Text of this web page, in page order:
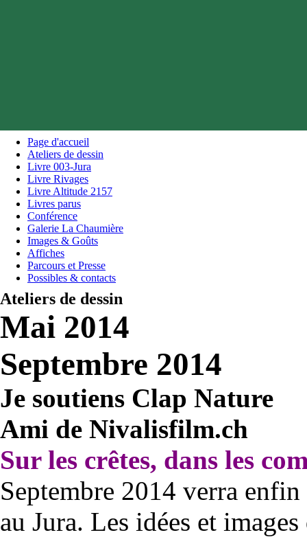
Page d'accueil
Ateliers de dessin
Livre 003-Jura
Livre Rivages
Livre Altitude 2157
Livres parus
Conférence
Galerie La Chaumière
Images & Goûts
Affiches
Parcours et Presse
Possibles & contacts
Ateliers de dessin
Mai 2014
Septembre 2014
Je soutiens Clap Nature
Ami de Nivalisfilm.ch
Sur les crêtes, dans les
Septembre 2014 verra
au Jura. Les idées et